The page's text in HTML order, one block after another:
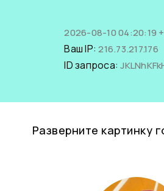
2026-08-10 04:20:19
Ваш IP:216.73.217.176
ID запроса:
Разверните картинку